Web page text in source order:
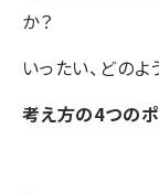
か？
いったい、どのよ
考え方の4つの